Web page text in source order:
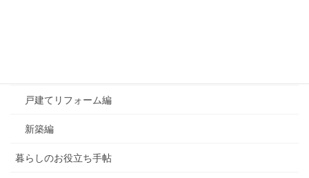
戸建てリフォーム編
新築編
暮らしのお役立ち手帖